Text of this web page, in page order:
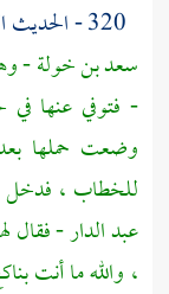
سعد بن خولة-
- فتوفي عنها
وضعت حملها
للخطاب ، فدخل
عبد الدار- فقال
، والله ما أنت